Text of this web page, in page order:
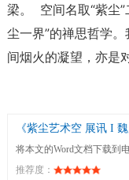
梁。 空间名取“紫尘”
尘一界”的禅思哲学
间烟火的凝望，亦是
《紫尘艺术空 展讯 I
将本文的Word文档下载到
推荐度：